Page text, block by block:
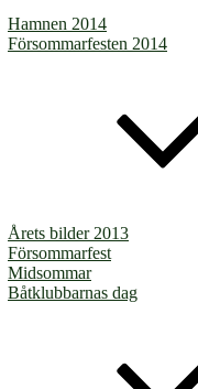
Hamnen 2014
Försommarfesten 2014
Årets bilder 2013
Försommarfest
Midsommar
Båtklubbarnas dag